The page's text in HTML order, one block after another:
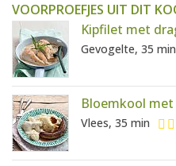
VOORPROEFJES UIT DIT
Kipfilet met
Gevogelte, 35 min
Bloemkool
Vlees, 35 min